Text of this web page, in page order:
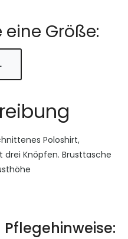
Größe:
Poloshirt,
drei Knöpfen. Brusttasche
Pflegehinweise: